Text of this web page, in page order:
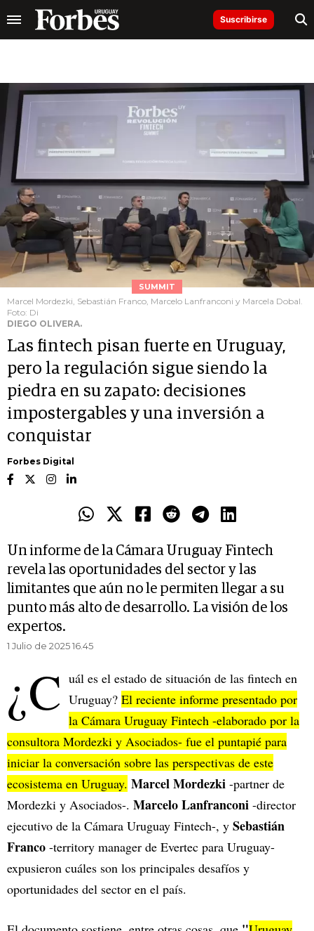
Suscribirse
SUMMIT
Marcel Mordezki, Sebastián Franco, Marcelo Lanfranconi y Marcela Dobal.
Foto: Di
DIEGO OLIVERA.
Las fintech pisan fuerte en Uruguay,
pero la regulación sigue siendo la
piedra en su zapato: decisiones
impostergables y una inversión a
conquistar
Forbes Digital
Un informe de la Cámara Uruguay Fintech
revela las oportunidades del sector y las
limitantes que aún no le permiten llegar a su
punto más alto de desarrollo. La visión de los
expertos.
1 Julio de 2025 16.45
¿C uál es el estado de situación de las fintech en
Uruguay? El reciente informe presentado por
la Cámara Uruguay Fintech -elaborado por la
consultora Mordezki y Asociados- fue el puntapié para
iniciar la conversación sobre las perspectivas de este
ecosistema en Uruguay. Marcel Mordezki -partner de
Mordezki y Asociados-. Marcelo Lanfranconi -director
ejecutivo de la Cámara Uruguay Fintech-, y Sebastián
Franco -territory manager de Evertec para Uruguay-
expusieron cuáles son los principales desafíos y
oportunidades del sector en el país.